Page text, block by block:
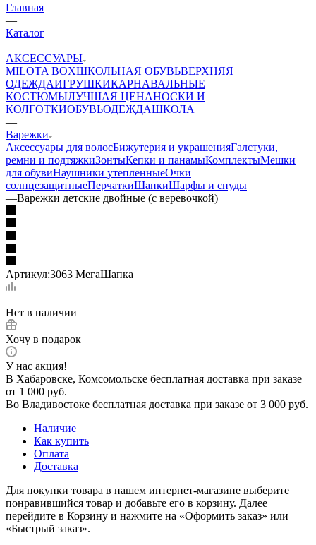
Главная
—
Каталог
—
АКСЕССУАРЫ
MILOTA BOXШКОЛЬНАЯ ОБУВЬВЕРХНЯЯ
ОДЕЖДАИГРУШКИКАРНАВАЛЬНЫЕ
КОСТЮМЫЛУЧШАЯ ЦЕНАНОСКИ И
КОЛГОТКИОБУВЬОДЕЖДАШКОЛА
—
Варежки
Аксессуары для волосБижутерия и украшенияГалстуки,
ремни и подтяжкиЗонтыКепки и панамыКомплектыМешки
для обувиНаушники утепленныеОчки
солнцезащитныеПерчаткиШапкиШарфы и снуды
—Варежки детские двойные (с веревочкой)
Артикул:3063 МегаШапка
Нет в наличии
Хочу в подарок
У нас акция!
В Хабаровске, Комсомольске бесплатная доставка при заказе
от 1 000 руб.
Во Владивостоке бесплатная доставка при заказе от 3 000 руб.
Наличие
Как купить
Оплата
Доставка
Для покупки товара в нашем интернет-магазине выберите
понравившийся товар и добавьте его в корзину. Далее
перейдите в Корзину и нажмите на «Оформить заказ» или
«Быстрый заказ».